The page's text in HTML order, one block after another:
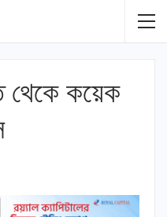
থেকে কয়েক